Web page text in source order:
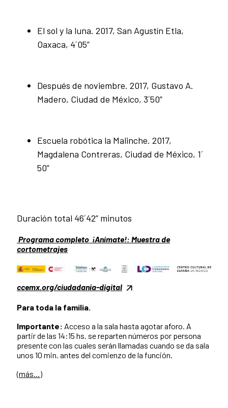
El sol y la luna. 2017, San Agustín Etla,
Oaxaca, 4´05”
Después de noviembre. 2017, Gustavo A.
Madero, Ciudad de México, 3´50”
Escuela robótica la Malinche. 2017,
Magdalena Contreras, Ciudad de México, 1´
50”
Duración total 46´42” minutos
Programa completo ¡Anímate!: Muestra de
cortometrajes
ccemx.org/ciudadania-digital
Para toda la familia.
Importante: Acceso a la sala hasta agotar aforo. A
partir de las 14:15 hs. se reparten números por persona
presente con las cuales serán llamadas cuando se da sala
unos 10 min. antes del comienzo de la función.
(más…)